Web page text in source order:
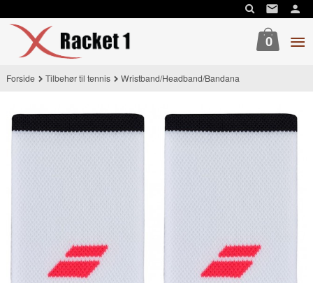
til
innholdet
0
Forside Tilbehør til tennis Wristband/Headband/Bandana